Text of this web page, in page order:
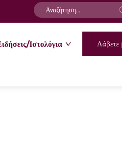
Ιστολόγια Λάβετε